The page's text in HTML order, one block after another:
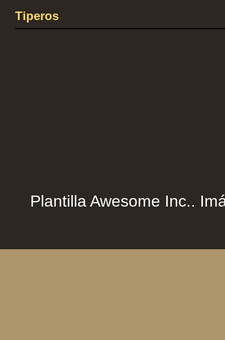
Tiperos
Plantilla Awesome Inc..